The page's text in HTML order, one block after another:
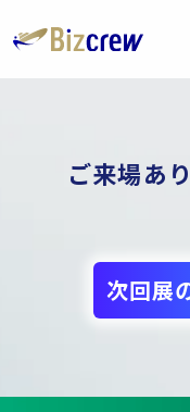
ご来場あ
次回展